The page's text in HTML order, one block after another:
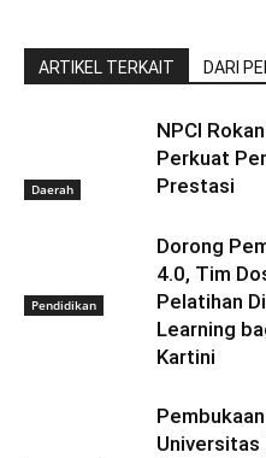
ARTIKEL TERKAIT DARI
Daerah
NPCI
Perkuat
Prestasi
Pendidikan
Dorong
4.0, Tim
Pelatihan
Learning
Kartini
Universitas